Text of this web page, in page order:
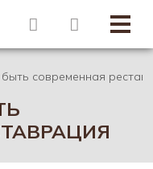
современная